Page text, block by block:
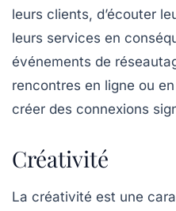
leurs clients, d’écouter
leurs services en
événements de
rencontres en ligne ou
créer des connexions
Créativité
La créativité est une